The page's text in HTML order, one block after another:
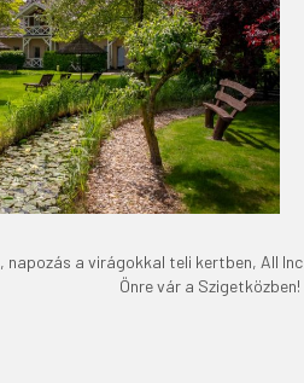
a virágokkal teli kertben, All
Önre vár a Szigetközben!